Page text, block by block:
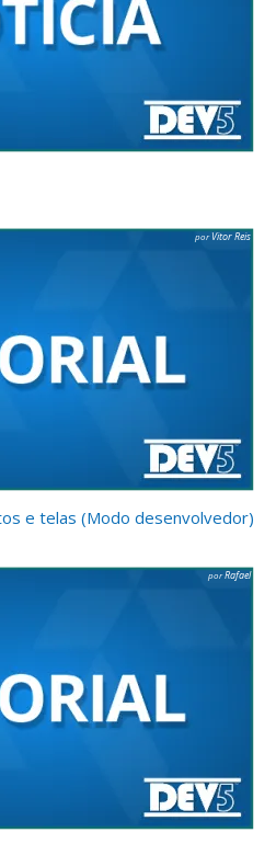
e telas (Modo desenvolvedor)
Vitor Reis
Rafael